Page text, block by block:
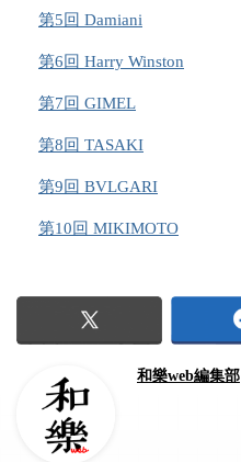
第5回 Damiani
第6回 Harry Winston
第7回 GIMEL
第8回 TASAKI
第9回 BVLGARI
第10回 MIKIMOTO
和樂web編集部